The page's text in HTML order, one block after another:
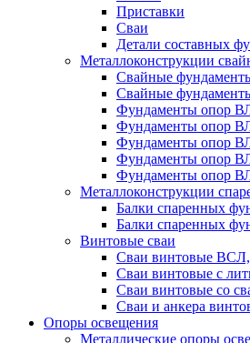
Приставки
Сваи
Детали составных
Металлоконструкции
Свайные
Свайные
Фундаменты опор ВЛ
Фундаменты опор
Фундаменты опор
Фундаменты опор
Фундаменты опор
Металлоконструкции
Балки спаренных
Балки спаренных
Винтовые сваи
Сваи винтовые
Сваи винтовые с
Сваи винтовые со
Сваи и анкера
Опоры освещения
Металлические опоры